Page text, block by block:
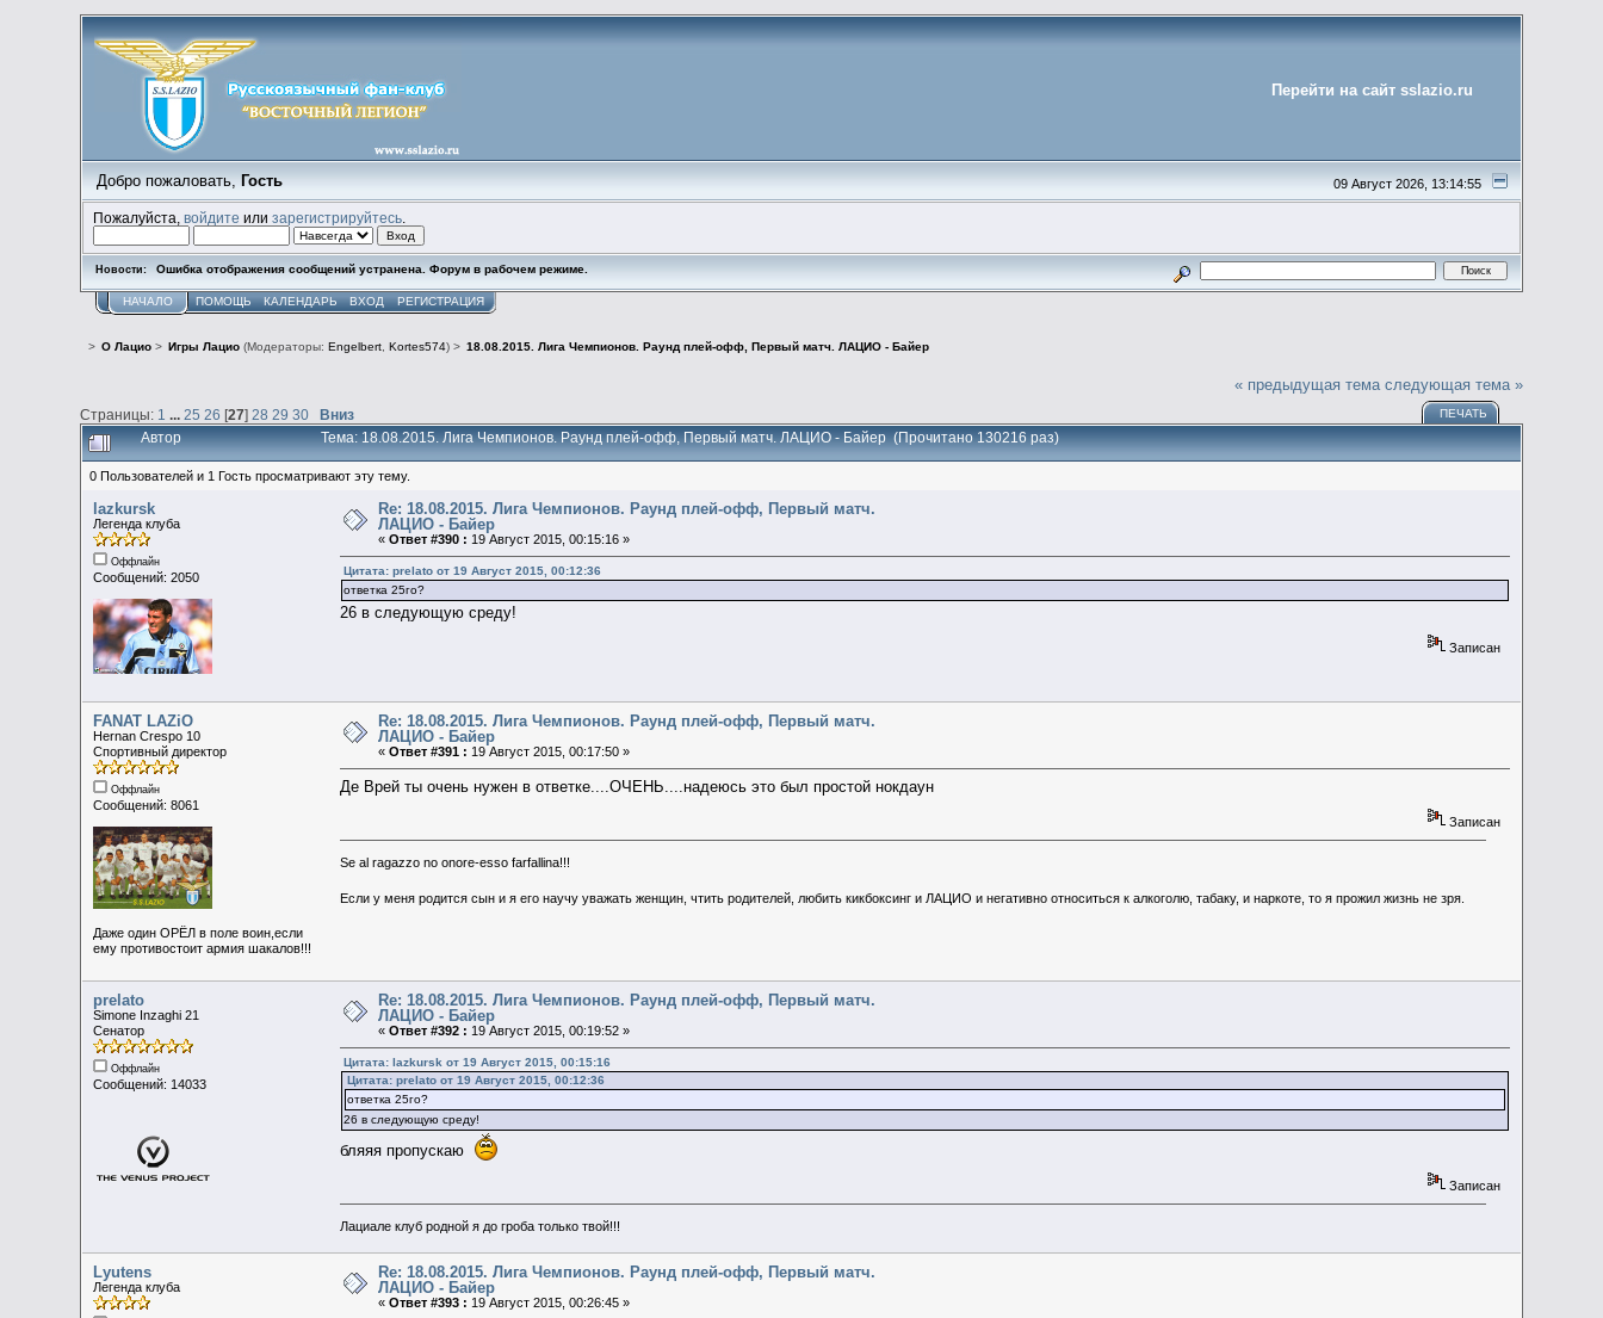
Перейти на сайт sslazio.ru
09 Август 2026, 13:14:55
Добро пожаловать, Гость
Пожалуйста,войдите илизарегистрируйтесь
Новости: Ошибка отображения сообщений устранена. Форум в рабочем режиме.
НАЧАЛО ПОМОЩЬ КАЛЕНДАРЬ ВХОД РЕГИСТРАЦИЯ
> О Лацио> Игры Лацио(Модераторы: Engelbert, Kortes574) > 18.08.2015. Лига Чемпионов. Раунд плей-офф, Первый матч. ЛАЦИО - Байер
« предыдущая тема следующая тема »
Страницы: 1 25 26 [27] 28 29 30 Вниз ПЕЧАТЬ
Автор Тема: 18.08.2015. Лига Чемпионов. Раунд плей-офф, Первый матч. ЛАЦИО - Байер (Прочитано 130216 раз)
0 Пользователей и 1 Гость просматривают эту тему.
lazkursk
Легенда клуба
Оффлайн
Сообщений: 2050
Re: 18.08.2015. Лига Чемпионов. Раунд плей-офф, Первый матч.
ЛАЦИО - Байер
«Ответ #390 : 19 Август 2015, 00:15:16 »
Цитата: prelato от 19 Август 2015, 00:12:36
ответка 25го?
26 в следующую среду!
Записан
FANAT LAZiO
Hernan Crespo 10
Спортивный директор
Оффлайн
Сообщений: 8061
Даже один ОРЁЛ в поле воин,если
ему противостоит армия шакалов!!!
Re: 18.08.2015. Лига Чемпионов. Раунд плей-офф, Первый матч.
ЛАЦИО - Байер
«Ответ #391 : 19 Август 2015, 00:17:50 »
Де Врей ты очень нужен в ответке....ОЧЕНЬ....надеюсь это был простой нокдаун
Записан
Se al ragazzo no onore-esso farfallina!!!
Если у меня родится сын и я его научу уважать женщин, чтить родителей, любить кикбоксинг и ЛАЦИО и негативно относиться к алкоголю, табаку, и наркоте, то я прожил жизнь не зря.
prelato
Simone Inzaghi 21
Сенатор
Оффлайн
Сообщений: 14033
Re: 18.08.2015. Лига Чемпионов. Раунд плей-офф, Первый матч.
ЛАЦИО - Байер
«Ответ #392 : 19 Август 2015, 00:19:52 »
Цитата: lazkursk от 19 Август 2015, 00:15:16
Цитата: prelato от 19 Август 2015, 00:12:36
ответка 25го?
26 в следующую среду!
бляяя пропускаю
Записан
Лациале клуб родной я до гроба только твой!!!
Lyutens
Легенда клуба
Re: 18.08.2015. Лига Чемпионов. Раунд плей-офф, Первый матч.
ЛАЦИО - Байер
«Ответ #393 : 19 Август 2015, 00:26:45 »